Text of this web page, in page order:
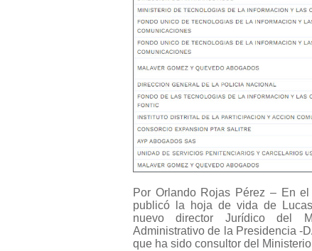
Por Orlando Rojas Pérez – En
publicó la hoja de vida de
nuevo director Jurídico del
Administrativo de la Presidencia -
que ha sido consultor del